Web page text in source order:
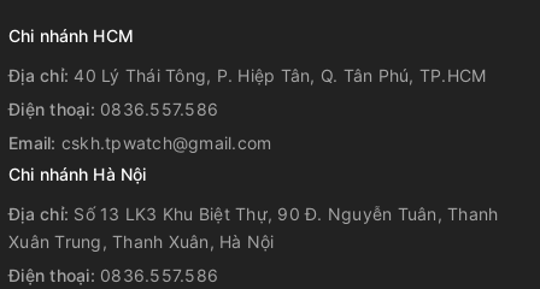
Chi nhánh HCM
Địa chỉ: 40 Lý Thái Tông, P. Hiệp Tân, Q. Tân Phú, TP.HCM
Điện thoại: 0836.557.586
Email: cskh.tpwatch@gmail.com
Chi nhánh Hà Nội
Địa chỉ: Số 13 LK3 Khu Biệt Thự, 90 Đ. Nguyễn Tuân, Thanh
Xuân Trung, Thanh Xuân, Hà Nội
Điện thoại: 0836.557.586